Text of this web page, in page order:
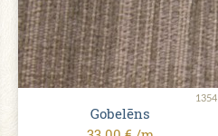
1354
Gobelēns